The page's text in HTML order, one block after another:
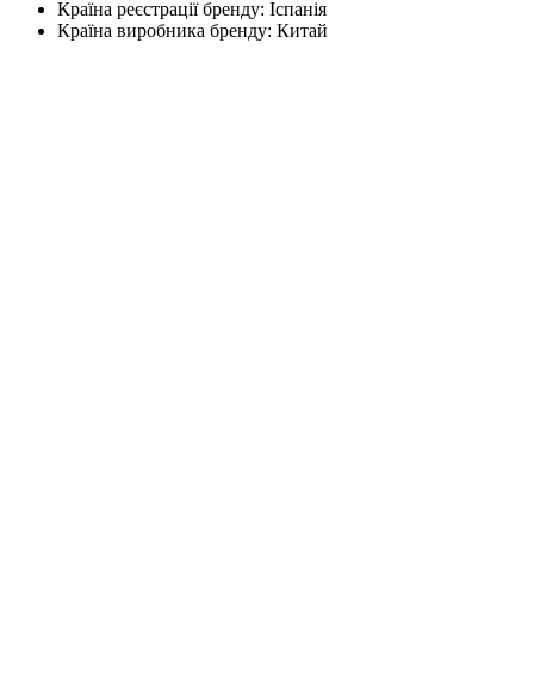
Країна реєстрації бренду: Іспанія
Країна виробника бренду: Китай